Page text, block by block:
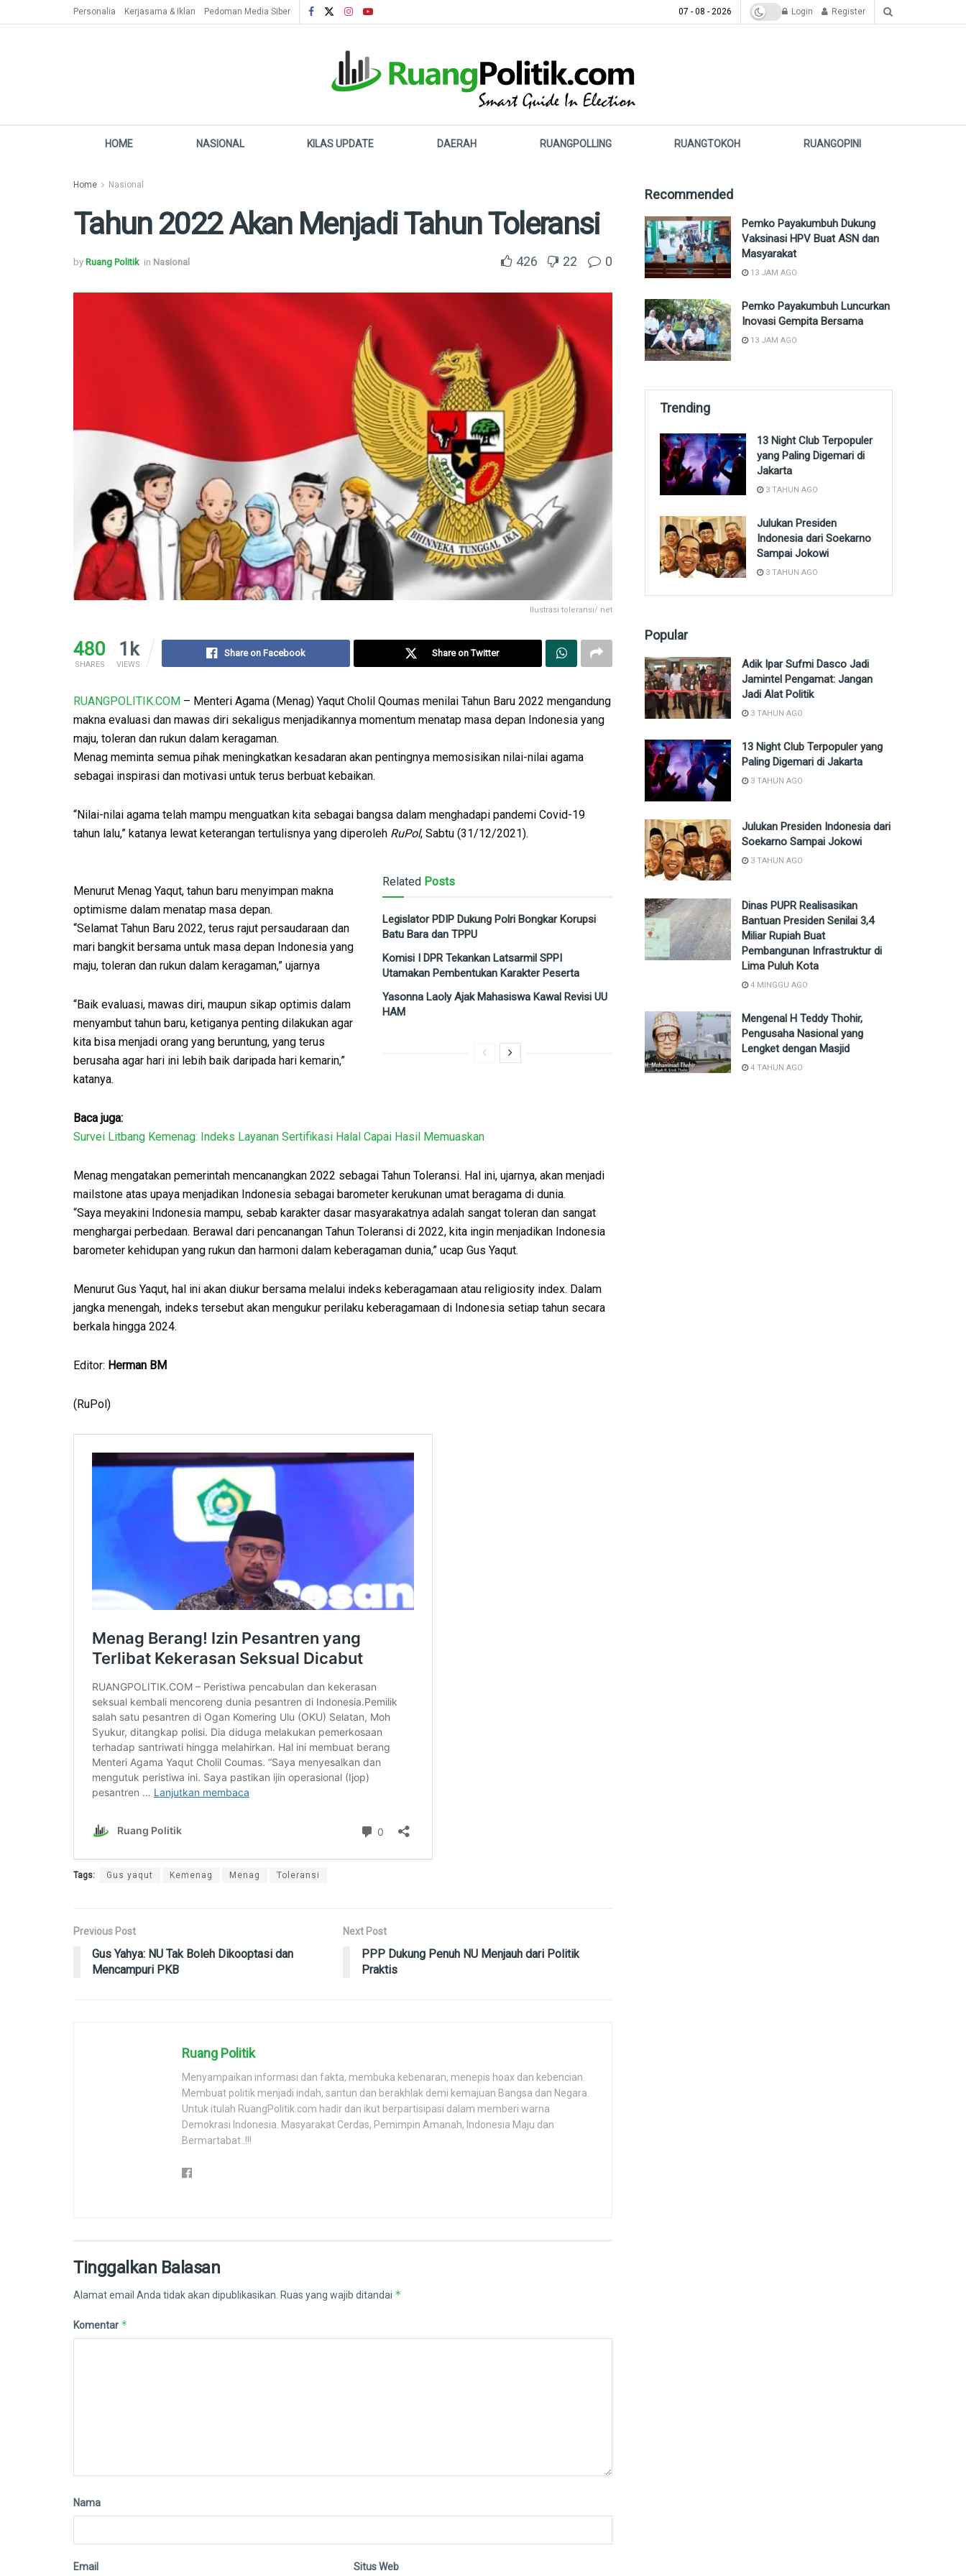
Personalia Kerjasama & Iklan Pedoman Media Siber 07 - 08 - 2026 Login Register
HOME NASIONAL KILAS UPDATE DAERAH RUANGPOLLING RUANGTOKOH RUANGOPINI
Home Nasional
Tahun 2022 Akan Menjadi Tahun Toleransi
by Ruang Politik in Nasional 426 22 0
Ilustrasi toleransi/ net
480
SHARES
1k
VIEWS
Share on Facebook Share on Twitter
RUANGPOLITIK.COM – Menteri Agama (Menag) Yaqut Cholil Qoumas menilai Tahun Baru 2022 mengandung
makna evaluasi dan mawas diri sekaligus menjadikannya momentum menatap masa depan Indonesia yang
maju, toleran dan rukun dalam keragaman.
Menag meminta semua pihak meningkatkan kesadaran akan pentingnya memosisikan nilai-nilai agama
sebagai inspirasi dan motivasi untuk terus berbuat kebaikan.
“Nilai-nilai agama telah mampu menguatkan kita sebagai bangsa dalam menghadapi pandemi Covid-19
tahun lalu,” katanya lewat keterangan tertulisnya yang diperoleh RuPol, Sabtu (31/12/2021).
Related Posts
Legislator PDIP Dukung Polri Bongkar Korupsi
Batu Bara dan TPPU
Komisi I DPR Tekankan Latsarmil SPPI
Utamakan Pembentukan Karakter Peserta
Yasonna Laoly Ajak Mahasiswa Kawal Revisi UU
HAM
Menurut Menag Yaqut, tahun baru menyimpan makna
optimisme dalam menatap masa depan.
“Selamat Tahun Baru 2022, terus rajut persaudaraan dan
mari bangkit bersama untuk masa depan Indonesia yang
maju, toleran dan rukun dalam keragaman,” ujarnya
“Baik evaluasi, mawas diri, maupun sikap optimis dalam
menyambut tahun baru, ketiganya penting dilakukan agar
kita bisa menjadi orang yang beruntung, yang terus
berusaha agar hari ini lebih baik daripada hari kemarin,”
katanya.
Baca juga:
Survei Litbang Kemenag: Indeks Layanan Sertifikasi Halal Capai Hasil Memuaskan
Menag mengatakan pemerintah mencanangkan 2022 sebagai Tahun Toleransi. Hal ini, ujarnya, akan menjadi
mailstone atas upaya menjadikan Indonesia sebagai barometer kerukunan umat beragama di dunia.
“Saya meyakini Indonesia mampu, sebab karakter dasar masyarakatnya adalah sangat toleran dan sangat
menghargai perbedaan. Berawal dari pencanangan Tahun Toleransi di 2022, kita ingin menjadikan Indonesia
barometer kehidupan yang rukun dan harmoni dalam keberagaman dunia,” ucap Gus Yaqut.
Menurut Gus Yaqut, hal ini akan diukur bersama melalui indeks keberagamaan atau religiosity index. Dalam
jangka menengah, indeks tersebut akan mengukur perilaku keberagamaan di Indonesia setiap tahun secara
berkala hingga 2024.
Editor: Herman BM
(RuPol)
Tags: Gus yaqut Kemenag Menag Toleransi
Previous Post
Gus Yahya: NU Tak Boleh Dikooptasi dan
Mencampuri PKB
Next Post
PPP Dukung Penuh NU Menjauh dari Politik
Praktis
Ruang Politik
Menyampaikan informasi dan fakta, membuka kebenaran, menepis hoax dan kebencian.
Membuat politik menjadi indah, santun dan berakhlak demi kemajuan Bangsa dan Negara.
Untuk itulah RuangPolitik.com hadir dan ikut berpartisipasi dalam memberi warna
Demokrasi Indonesia. Masyarakat Cerdas, Pemimpin Amanah, Indonesia Maju dan
Bermartabat..!!!
Tinggalkan Balasan
Alamat email Anda tidak akan dipublikasikan. Ruas yang wajib ditandai *
Komentar *
Nama
Email Situs Web
Recommended
Pemko Payakumbuh Dukung
Vaksinasi HPV Buat ASN dan
Masyarakat
13 JAM AGO
Pemko Payakumbuh Luncurkan
Inovasi Gempita Bersama
13 JAM AGO
Trending
13 Night Club Terpopuler
yang Paling Digemari di
Jakarta
3 TAHUN AGO
Julukan Presiden
Indonesia dari Soekarno
Sampai Jokowi
3 TAHUN AGO
Popular
Adik Ipar Sufmi Dasco Jadi
Jamintel Pengamat: Jangan
Jadi Alat Politik
3 TAHUN AGO
13 Night Club Terpopuler yang
Paling Digemari di Jakarta
3 TAHUN AGO
Julukan Presiden Indonesia dari
Soekarno Sampai Jokowi
3 TAHUN AGO
Dinas PUPR Realisasikan
Bantuan Presiden Senilai 3,4
Miliar Rupiah Buat
Pembangunan Infrastruktur di
Lima Puluh Kota
4 MINGGU AGO
Mengenal H Teddy Thohir,
Pengusaha Nasional yang
Lengket dengan Masjid
4 TAHUN AGO